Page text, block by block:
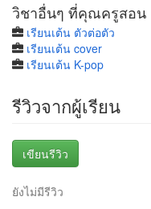
วิชาอื่นๆ ที่คุณครูสอน
เรียนเต้น ตัวต่อตัว
เรียนเต้น cover
เรียนเต้น K-pop
รีวิวจากผู้เรียน
เขียนรีวิว
ยังไม่มีรีวิว